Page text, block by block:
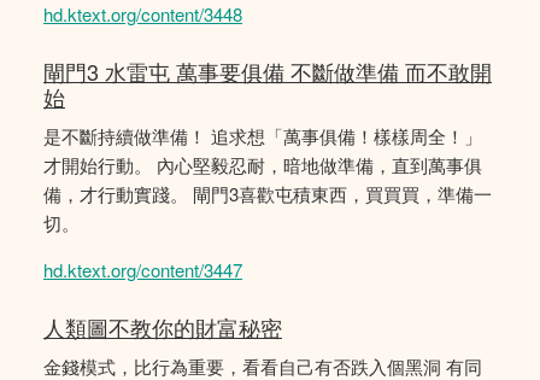
hd.ktext.org/content/3448
閘門3 水雷屯 萬事要俱備 不斷做準備 而不敢開
始
是不斷持續做準備！ 追求想「萬事俱備！樣樣周全！」
才開始行動。 內心堅毅忍耐，暗地做準備，直到萬事俱
備，才行動實踐。 閘門3喜歡屯積東西，買買買，準備一
切。
hd.ktext.org/content/3447
人類圖不教你的財富秘密
金錢模式，比行為重要，看看自己有否跌入個黑洞 有同